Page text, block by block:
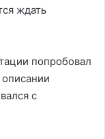
ждать
попробовал
с